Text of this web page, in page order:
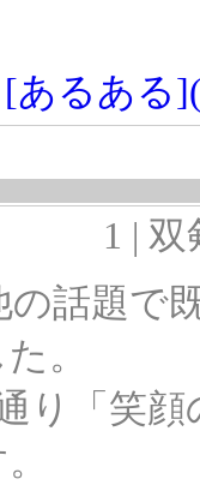
[あるある
1 |
の話題で
。
り「笑